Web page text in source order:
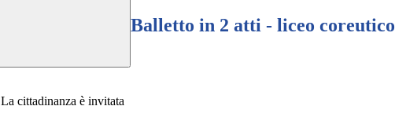
Balletto in 2 atti - liceo coreutico
La cittadinanza è invitata